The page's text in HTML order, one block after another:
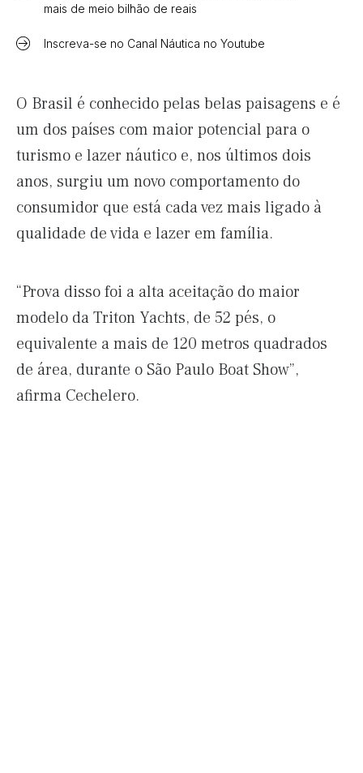
mais de meio bilhão de reais
Inscreva-se no Canal Náutica no Youtube
O Brasil é conhecido pelas belas paisagens e é
um dos países com maior potencial para o
turismo e lazer náutico e, nos últimos dois
anos, surgiu um novo comportamento do
consumidor que está cada vez mais ligado à
qualidade de vida e lazer em família.
“Prova disso foi a alta aceitação do maior
modelo da Triton Yachts, de 52 pés, o
equivalente a mais de 120 metros quadrados
de área, durante o São Paulo Boat Show”,
afirma Cechelero.